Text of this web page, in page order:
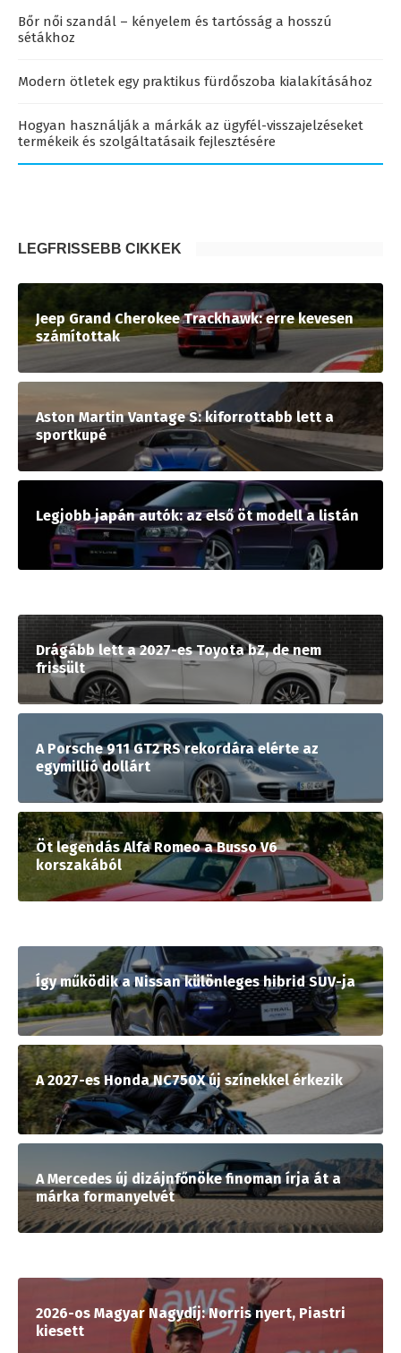
Bőr női szandál – kényelem és tartósság a hosszú
sétákhoz
Modern ötletek egy praktikus fürdőszoba kialakításához
Hogyan használják a márkák az ügyfél-visszajelzéseket
termékeik és szolgáltatásaik fejlesztésére
LEGFRISSEBB CIKKEK
Jeep Grand Cherokee Trackhawk: erre kevesen
számítottak
Aston Martin Vantage S: kiforrottabb lett a
sportkupé
Legjobb japán autók: az első öt modell a listán
Drágább lett a 2027-es Toyota bZ, de nem
frissült
A Porsche 911 GT2 RS rekordára elérte az
egymillió dollárt
Öt legendás Alfa Romeo a Busso V6
korszakából
Így működik a Nissan különleges hibrid SUV-ja
A 2027-es Honda NC750X új színekkel érkezik
A Mercedes új dizájnfőnöke finoman írja át a
márka formanyelvét
2026-os Magyar Nagydíj: Norris nyert, Piastri
kiesett